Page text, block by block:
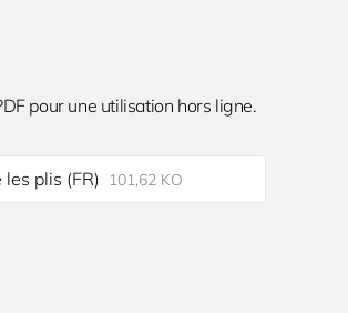
pour une utilisation hors ligne.
plis (FR) 101,62 KO